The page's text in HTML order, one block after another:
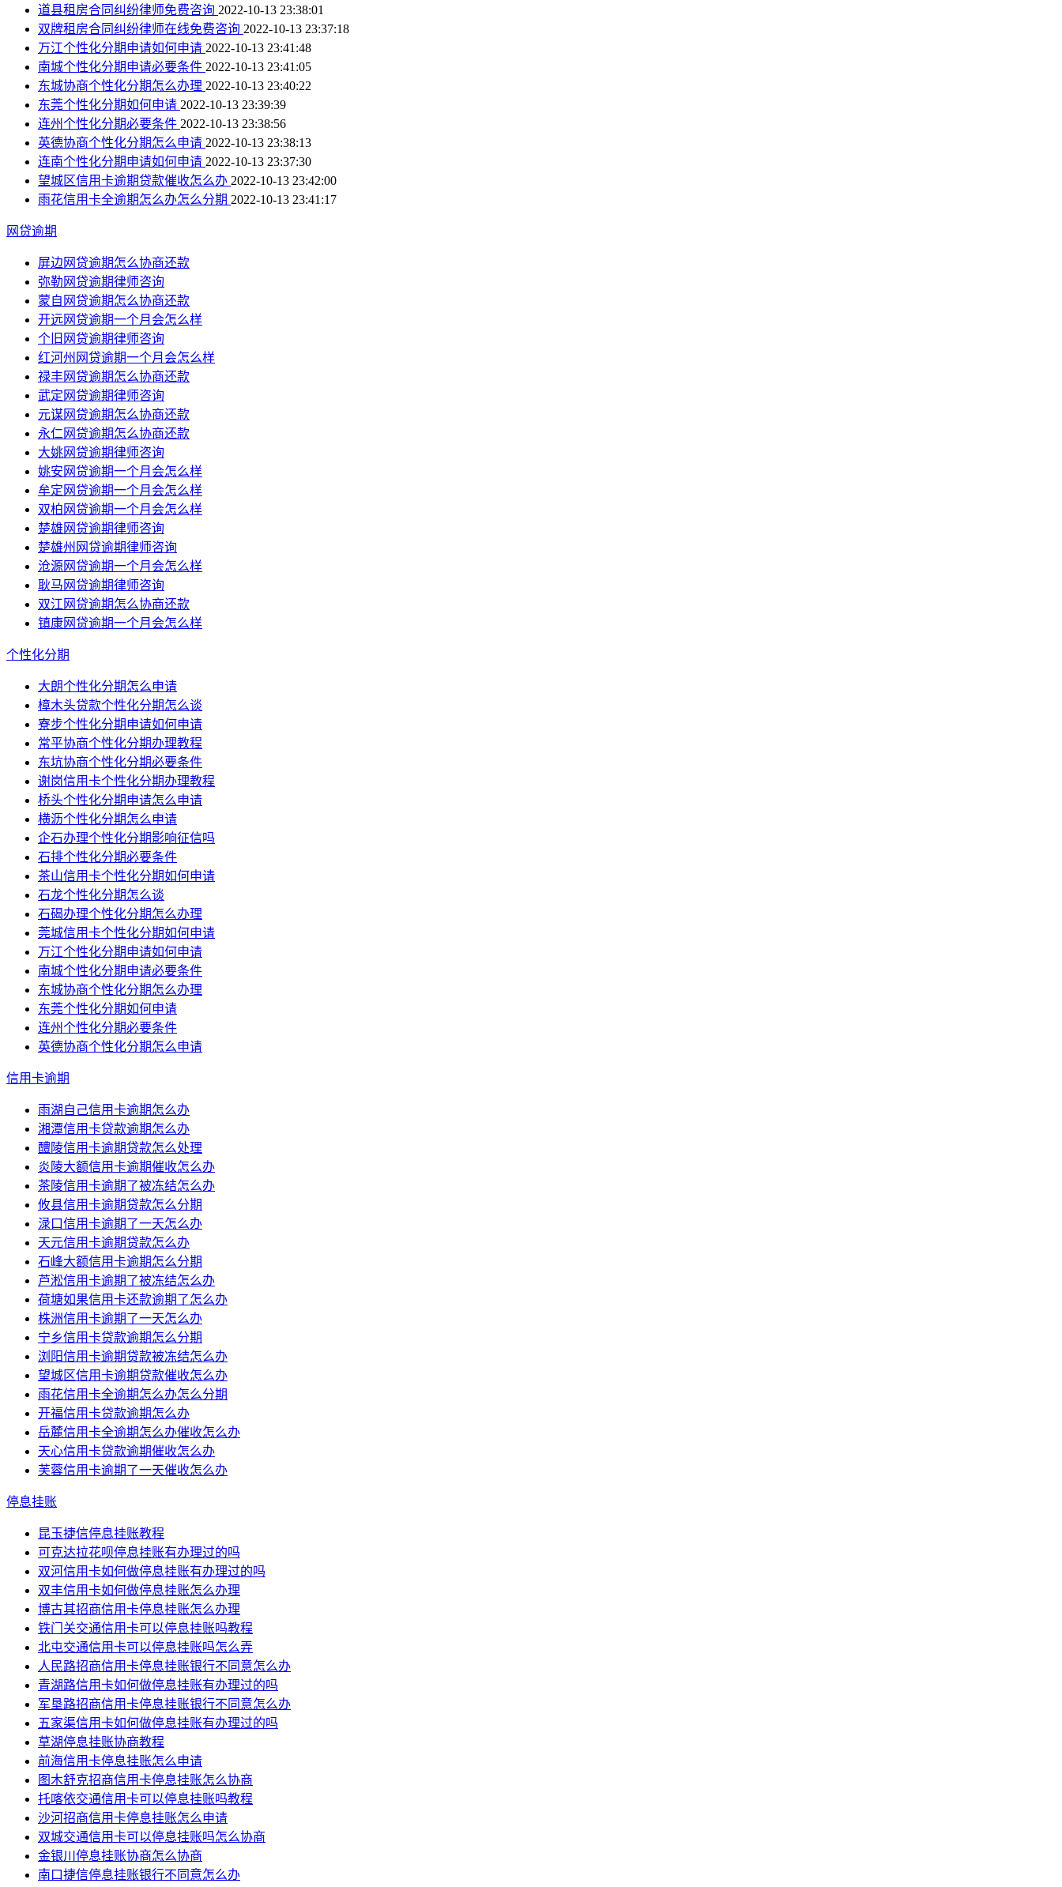
道县租房合同纠纷律师免费咨询 2022-10-13 23:38:01
双牌租房合同纠纷律师在线免费咨询 2022-10-13 23:37:18
万江个性化分期申请如何申请 2022-10-13 23:41:48
南城个性化分期申请必要条件 2022-10-13 23:41:05
东城协商个性化分期怎么办理 2022-10-13 23:40:22
东莞个性化分期如何申请 2022-10-13 23:39:39
连州个性化分期必要条件 2022-10-13 23:38:56
英德协商个性化分期怎么申请 2022-10-13 23:38:13
连南个性化分期申请如何申请 2022-10-13 23:37:30
望城区信用卡逾期贷款催收怎么办 2022-10-13 23:42:00
雨花信用卡全逾期怎么办怎么分期 2022-10-13 23:41:17
网贷逾期
屏边网贷逾期怎么协商还款
弥勒网贷逾期律师咨询
蒙自网贷逾期怎么协商还款
开远网贷逾期一个月会怎么样
个旧网贷逾期律师咨询
红河州网贷逾期一个月会怎么样
禄丰网贷逾期怎么协商还款
武定网贷逾期律师咨询
元谋网贷逾期怎么协商还款
永仁网贷逾期怎么协商还款
大姚网贷逾期律师咨询
姚安网贷逾期一个月会怎么样
牟定网贷逾期一个月会怎么样
双柏网贷逾期一个月会怎么样
楚雄网贷逾期律师咨询
楚雄州网贷逾期律师咨询
沧源网贷逾期一个月会怎么样
耿马网贷逾期律师咨询
双江网贷逾期怎么协商还款
镇康网贷逾期一个月会怎么样
个性化分期
大朗个性化分期怎么申请
樟木头贷款个性化分期怎么谈
寮步个性化分期申请如何申请
常平协商个性化分期办理教程
东坑协商个性化分期必要条件
谢岗信用卡个性化分期办理教程
桥头个性化分期申请怎么申请
横沥个性化分期怎么申请
企石办理个性化分期影响征信吗
石排个性化分期必要条件
茶山信用卡个性化分期如何申请
石龙个性化分期怎么谈
石碣办理个性化分期怎么办理
莞城信用卡个性化分期如何申请
万江个性化分期申请如何申请
南城个性化分期申请必要条件
东城协商个性化分期怎么办理
东莞个性化分期如何申请
连州个性化分期必要条件
英德协商个性化分期怎么申请
信用卡逾期
雨湖自己信用卡逾期怎么办
湘潭信用卡贷款逾期怎么办
醴陵信用卡逾期贷款怎么处理
炎陵大额信用卡逾期催收怎么办
茶陵信用卡逾期了被冻结怎么办
攸县信用卡逾期贷款怎么分期
渌口信用卡逾期了一天怎么办
天元信用卡逾期贷款怎么办
石峰大额信用卡逾期怎么分期
芦淞信用卡逾期了被冻结怎么办
荷塘如果信用卡还款逾期了怎么办
株洲信用卡逾期了一天怎么办
宁乡信用卡贷款逾期怎么分期
浏阳信用卡逾期贷款被冻结怎么办
望城区信用卡逾期贷款催收怎么办
雨花信用卡全逾期怎么办怎么分期
开福信用卡贷款逾期怎么办
岳麓信用卡全逾期怎么办催收怎么办
天心信用卡贷款逾期催收怎么办
芙蓉信用卡逾期了一天催收怎么办
停息挂账
昆玉捷信停息挂账教程
可克达拉花呗停息挂账有办理过的吗
双河信用卡如何做停息挂账有办理过的吗
双丰信用卡如何做停息挂账怎么办理
博古其招商信用卡停息挂账怎么办理
铁门关交通信用卡可以停息挂账吗教程
北屯交通信用卡可以停息挂账吗怎么弄
人民路招商信用卡停息挂账银行不同意怎么办
青湖路信用卡如何做停息挂账有办理过的吗
军垦路招商信用卡停息挂账银行不同意怎么办
五家渠信用卡如何做停息挂账有办理过的吗
草湖停息挂账协商教程
前海信用卡停息挂账怎么申请
图木舒克招商信用卡停息挂账怎么协商
托喀依交通信用卡可以停息挂账吗教程
沙河招商信用卡停息挂账怎么申请
双城交通信用卡可以停息挂账吗怎么协商
金银川停息挂账协商怎么协商
南口捷信停息挂账银行不同意怎么办